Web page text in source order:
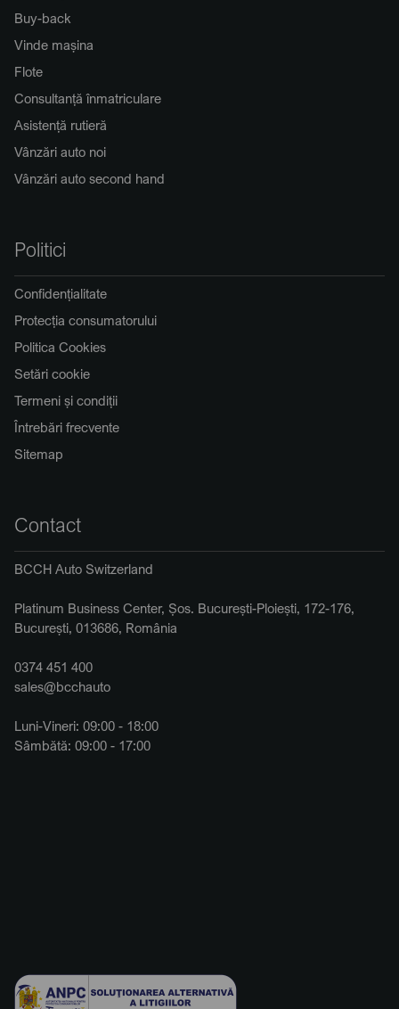
Buy-back
Vinde mașina
Flote
Consultanță înmatriculare
Asistență rutieră
Vânzări auto noi
Vânzări auto second hand
Politici
Confidențialitate
Protecția consumatorului
Politica Cookies
Setări cookie
Termeni și condiții
Întrebări frecvente
Sitemap
Contact
BCCH Auto Switzerland
Platinum Business Center, Șos. București-Ploiești, 172-176,
București, 013686, România
0374 451 400
sales@bcchauto
Luni-Vineri: 09:00 - 18:00
Sâmbătă: 09:00 - 17:00